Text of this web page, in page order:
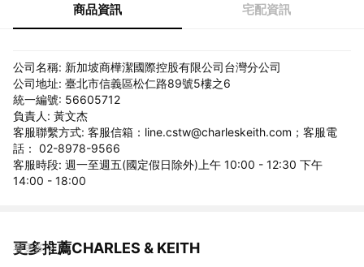
商品資訊 宅配資訊
公司名稱: 新加坡商樺潔國際控股有限公司台灣分公司
公司地址: 臺北市信義區松仁路89號5樓之6
統一編號: 56605712
負責人: 黃文杰
客服聯繫方式: 客服信箱：line.cstw@charleskeith.com；客服電
話： 02-8978-9566
客服時段: 週一至週五(國定假日除外)上午 10:00 - 12:30 下午
14:00 - 18:00
更多推薦CHARLES & KEITH
看更多